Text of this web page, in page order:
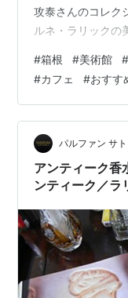
攻泰さんのコレク
ルネ・ラリックの
然が多く残る箱根
2005年にオープン
あります。 箱根
柄下郡箱根町仙
ージアム
#箱根 #美術館
#カフェ #おすす
パルファン サ
アンティーク
ンティーク／ラ